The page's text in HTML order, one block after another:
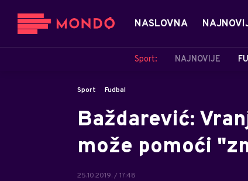
NASLOVNA
Sport: NAJNOVIJE
Sport Fudbal
Baždarević:
može pomoći
25.10.2019. / 17:48